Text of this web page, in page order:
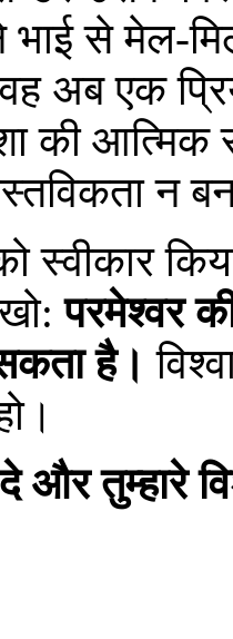
भाई से मेल-
अब एक
की आत्मिक
न
स्वीकार
परमेश्‍वर
है।
और तुम्हारे